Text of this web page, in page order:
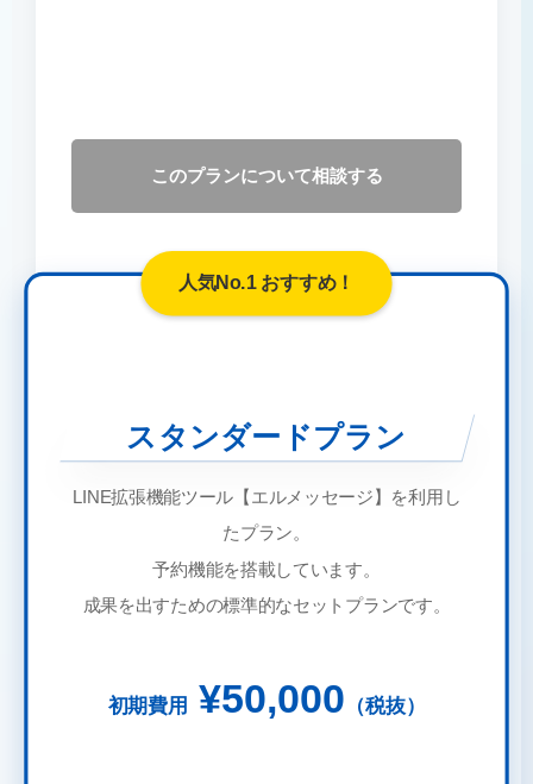
このプランについて相談する
人気No.1 おすすめ！
スタンダードプラン
LINE拡張機能ツール【エルメッセージ】を利用し
たプラン。
予約機能を搭載しています。
成果を出すための標準的なセットプランです。
初期費用 ¥50,000 （税抜）